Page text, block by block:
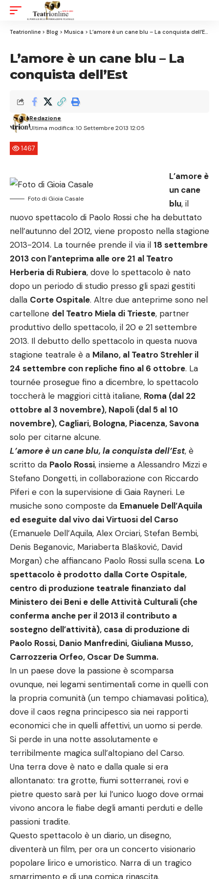
Resizer
Teatrionline > Blog > Musica > L’amore è un cane blu – La conquista dell’Est
L’amore è un cane blu – La
conquista dell’Est
Ultima modifica: 10 Settembre 2013 12:05
Redazione
1467
Foto di Gioia Casale
L’amore è
un cane
blu, il
nuovo spettacolo di Paolo Rossi che ha debuttato
nell’autunno del 2012, viene proposto nella stagione
2013-2014. La tournée prende il via il 18 settembre
2013 con l’anteprima alle ore 21 al Teatro
Herberia di Rubiera, dove lo spettacolo è nato
dopo un periodo di studio presso gli spazi gestiti
dalla Corte Ospitale. Altre due anteprime sono nel
cartellone del Teatro Miela di Trieste, partner
produttivo dello spettacolo, il 20 e 21 settembre
2013. Il debutto dello spettacolo in questa nuova
stagione teatrale è a Milano, al Teatro Strehler il
24 settembre con repliche fino al 6 ottobre. La
tournée prosegue fino a dicembre, lo spettacolo
toccherà le maggiori città italiane, Roma (dal 22
ottobre al 3 novembre), Napoli (dal 5 al 10
novembre), Cagliari, Bologna, Piacenza, Savona
solo per citarne alcune.
L’amore è un cane blu, la conquista dell’Est, è
scritto da Paolo Rossi, insieme a Alessandro Mizzi e
Stefano Dongetti, in collaborazione con Riccardo
Piferi e con la supervisione di Gaia Rayneri. Le
musiche sono composte da Emanuele Dell’Aquila
ed eseguite dal vivo dai Virtuosi del Carso
(Emanuele Dell’Aquila, Alex Orciari, Stefan Bembi,
Denis Beganovic, Mariaberta Blašković, David
Morgan) che affiancano Paolo Rossi sulla scena. Lo
spettacolo è prodotto dalla Corte Ospitale,
centro di produzione teatrale finanziato dal
Ministero dei Beni e delle Attività Culturali (che
conferma anche per il 2013 il contributo a
sostegno dell’attività), casa di produzione di
Paolo Rossi, Danio Manfredini, Giuliana Musso,
Carrozzeria Orfeo, Oscar De Summa.
In un paese dove la passione è scomparsa
ovunque, nei legami sentimentali come in quelli con
la propria comunità (un tempo chiamavasi politica),
dove il caos regna principesco sia nei rapporti
economici che in quelli affettivi, un uomo si perde.
Si perde in una notte assolutamente e
terribilmente magica sull’altopiano del Carso.
Una terra dove è nato e dalla quale si era
allontanato: tra grotte, fiumi sotterranei, rovi e
pietre questo sarà per lui l’unico luogo dove ormai
vivono ancora le fiabe degli amanti perduti e delle
passioni tradite.
Questo spettacolo è un diario, un disegno,
diventerà un film, per ora un concerto visionario
popolare lirico e umoristico. Narra di un tragico
smarrimento e di una comica rinascita.